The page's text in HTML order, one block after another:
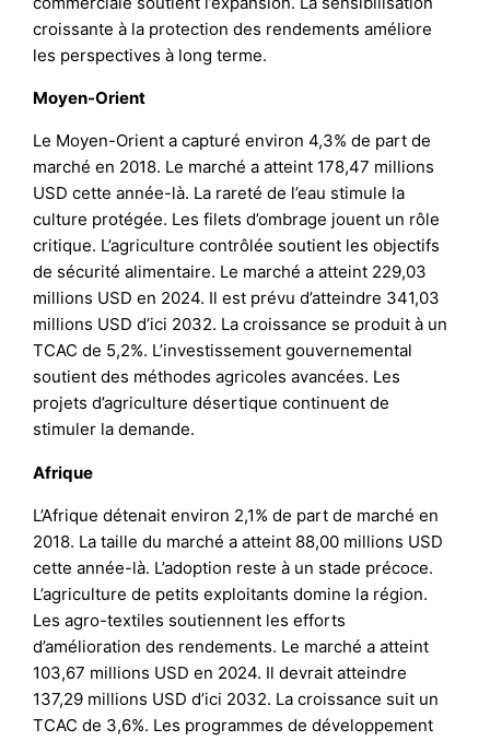
croissante à la protection des rendements améliore
les perspectives à long terme.
Moyen-Orient
Le Moyen-Orient a capturé environ 4,3% de part de
marché en 2018. Le marché a atteint 178,47 millions
USD cette année-là. La rareté de l’eau stimule la
culture protégée. Les filets d’ombrage jouent un rôle
critique. L’agriculture contrôlée soutient les objectifs
de sécurité alimentaire. Le marché a atteint 229,03
millions USD en 2024. Il est prévu d’atteindre 341,03
millions USD d’ici 2032. La croissance se produit à un
TCAC de 5,2%. L’investissement gouvernemental
soutient des méthodes agricoles avancées. Les
projets d’agriculture désertique continuent de
stimuler la demande.
Afrique
L’Afrique détenait environ 2,1% de part de marché en
2018. La taille du marché a atteint 88,00 millions USD
cette année-là. L’adoption reste à un stade précoce.
L’agriculture de petits exploitants domine la région.
Les agro-textiles soutiennent les efforts
d’amélioration des rendements. Le marché a atteint
103,67 millions USD en 2024. Il devrait atteindre
137,29 millions USD d’ici 2032. La croissance suit un
TCAC de 3,6%. Les programmes de développement